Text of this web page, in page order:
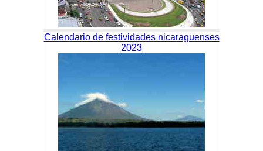
Calendario de festividades nicaraguenses
2023